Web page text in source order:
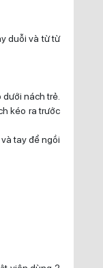
duỗi và từ từ
nách trẻ.
kéo ra trước
tay để ngồi